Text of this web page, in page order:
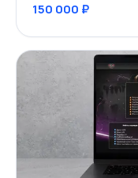
150 000 ₽